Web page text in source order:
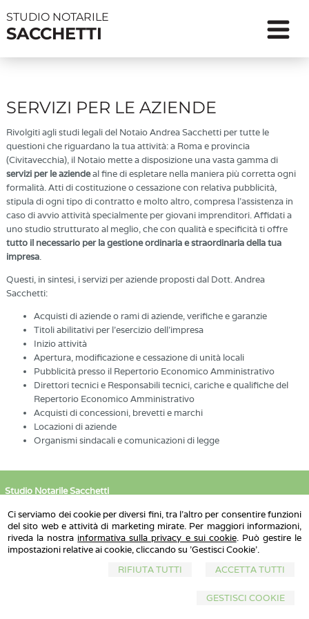
Ci serviamo dei cookie per diversi fini, tra l'altro per consentire funzioni
del sito web e attività di marketing mirate. Per maggiori informazioni,
riveda la nostra informativa sulla privacy e sui cookie. Può gestire le
impostazioni relative ai cookie, cliccando su 'Gestisci Cookie'.
ACCETTA TUTTI
RIFIUTA TUTTI
GESTISCI COOKIE
STUDIO NOTARILE
SACCHETTI
SERVIZI PER LE AZIENDE
Rivolgiti agli studi legali del Notaio Andrea Sacchetti per tutte le
questioni che riguardano la tua attività: a Roma e provincia
(Civitavecchia), il Notaio mette a disposizione una vasta gamma di
servizi per le aziendeal fine di espletare nella maniera più corretta ogni
formalità. Atti di costituzione o cessazione con relativa pubblicità,
stipula di ogni tipo di contratto e molto altro, compresa l’assistenza in
caso di avvio attività specialmente per giovani imprenditori. Affidati a
uno studio strutturato al meglio, che con qualità e specificità ti offre
tutto il necessario per la gestione ordinaria e straordinaria della tua
impresa.
Questi, in sintesi, i servizi per aziende proposti dal Dott. Andrea
Sacchetti:
Acquisti di aziende o rami di aziende, verifiche e garanzie
Titoli abilitativi per l'esercizio dell'impresa
Inizio attività
Apertura, modificazione e cessazione di unità locali
Pubblicità presso il Repertorio Economico Amministrativo
Direttori tecnici e Responsabili tecnici, cariche e qualifiche del
Repertorio Economico Amministrativo
Acquisti di concessioni, brevetti e marchi
Locazioni di aziende
Organismi sindacali e comunicazioni di legge
Studio Notarile Sacchetti
- Email:asacchetti@notariato.it
Sede di Civitavecchia:Via Alessandro Cialdi, 4 - Tel. 0766390805
© 2026 Copyright Studio Notarile Sacchetti. Tutti i diritti riservati | P.IVA
07401440586 |Sitemap -Privacy- Cookie Policy- Gestisci Cookie-Credits